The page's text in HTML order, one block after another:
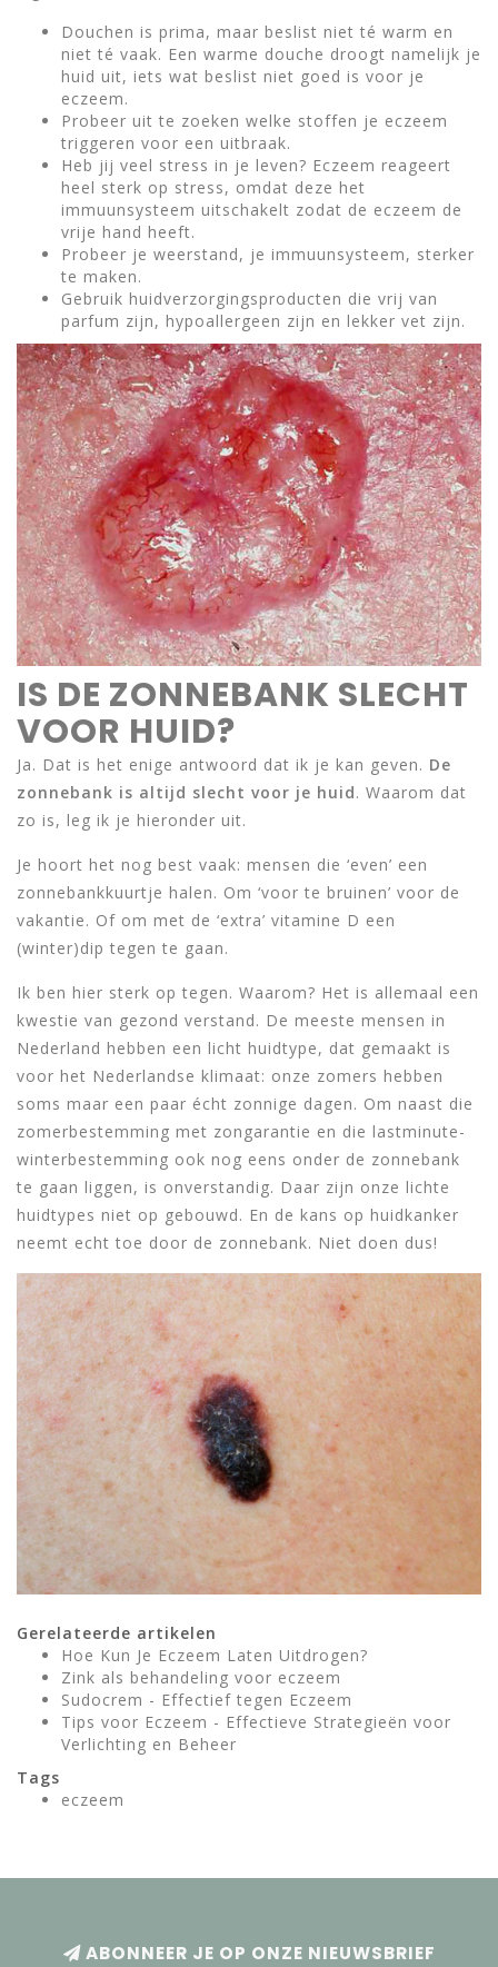
Douchen is prima, maar beslist niet té warm en
niet té vaak. Een warme douche droogt namelijk je
huid uit, iets wat beslist niet goed is voor je
eczeem.
Probeer uit te zoeken welke stoffen je eczeem
triggeren voor een uitbraak.
Heb jij veel stress in je leven? Eczeem reageert
heel sterk op stress, omdat deze het
immuunsysteem uitschakelt zodat de eczeem de
vrije hand heeft.
Probeer je weerstand, je immuunsysteem, sterker
te maken.
Gebruik huidverzorgingsproducten die vrij van
parfum zijn, hypoallergeen zijn en lekker vet zijn.
IS DE ZONNEBANK SLECHT
VOOR HUID?
Ja. Dat is het enige antwoord dat ik je kan geven. De
zonnebank is altijd slecht voor je huid. Waarom dat
zo is, leg ik je hieronder uit.
Je hoort het nog best vaak: mensen die ‘even’ een
zonnebankkuurtje halen. Om ‘voor te bruinen’ voor de
vakantie. Of om met de ‘extra’ vitamine D een
(winter)dip tegen te gaan.
Ik ben hier sterk op tegen. Waarom? Het is allemaal een
kwestie van gezond verstand. De meeste mensen in
Nederland hebben een licht huidtype, dat gemaakt is
voor het Nederlandse klimaat: onze zomers hebben
soms maar een paar écht zonnige dagen. Om naast die
zomerbestemming met zongarantie en die lastminute-
winterbestemming ook nog eens onder de zonnebank
te gaan liggen, is onverstandig. Daar zijn onze lichte
huidtypes niet op gebouwd. En de kans op huidkanker
neemt echt toe door de zonnebank. Niet doen dus!
Gerelateerde artikelen
Hoe Kun Je Eczeem Laten Uitdrogen?
Zink als behandeling voor eczeem
Sudocrem - Effectief tegen Eczeem
Tips voor Eczeem - Effectieve Strategieën voor
Verlichting en Beheer
Tags
eczeem
ABONNEER JE OP ONZE NIEUWSBRIEF